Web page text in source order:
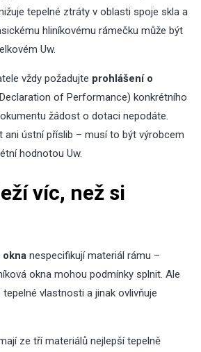
tepelné ztráty v oblasti spoje skla a
hliníkovému rámečku může být
Uw.
vždy požadujte prohlášení o
of Performance) konkrétního
žádost o dotaci nepodáte.
ani ústní příslib – musí to být výrobcem
hodnotou Uw.
víc, než si
okna nespecifikují materiál rámu –
okna mohou podmínky splnit. Ale
vlastnosti a jinak ovlivňuje
ze tří materiálů nejlepší tepelně